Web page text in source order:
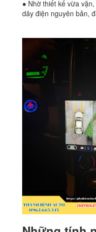
● Nhờ thiết kế vừa
dây điện nguyên bản,